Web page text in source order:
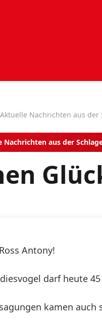
Nachrichten aus der
Nachrichten aus der
Antony!
darf heute
kamen auch